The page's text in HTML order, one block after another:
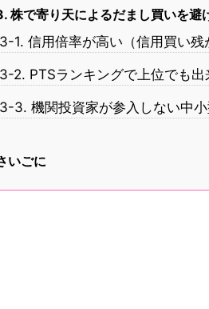
株で寄り天によるだまし買いを避
3-1. 信用倍率が高い（信用買い残
3-2. PTSランキングで上位でも
3-3. 機関投資家が参入しない中
いごに